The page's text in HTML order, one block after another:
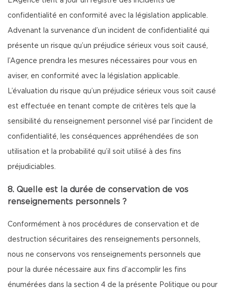
confidentialité en conformité avec la législation applicable.
Advenant la survenance d’un incident de confidentialité qui
présente un risque qu’un préjudice sérieux vous soit causé,
l’Agence prendra les mesures nécessaires pour vous en
aviser, en conformité avec la législation applicable.
L’évaluation du risque qu’un préjudice sérieux vous soit causé
est effectuée en tenant compte de critères tels que la
sensibilité du renseignement personnel visé par l’incident de
confidentialité, les conséquences appréhendées de son
utilisation et la probabilité qu’il soit utilisé à des fins
préjudiciables.
8. Quelle est la durée de conservation de vos
renseignements personnels ?
Conformément à nos procédures de conservation et de
destruction sécuritaires des renseignements personnels,
nous ne conservons vos renseignements personnels que
pour la durée nécessaire aux fins d’accomplir les fins
énumérées dans la section 4 de la présente Politique ou pour